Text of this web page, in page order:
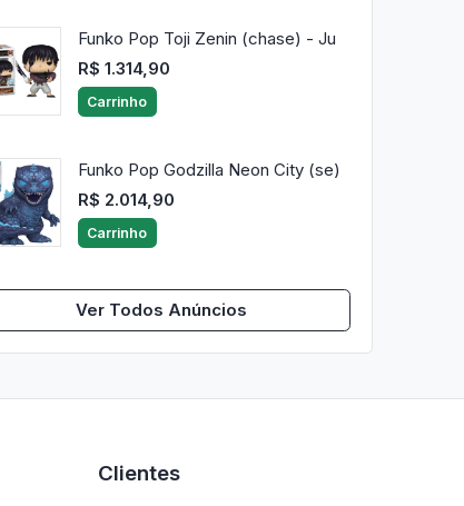
Funko Pop Toji Zenin (chase) - Ju
R$ 1.314,90
Carrinho
Funko Pop Godzilla Neon City (se)
R$ 2.014,90
Carrinho
Ver Todos Anúncios
Clientes